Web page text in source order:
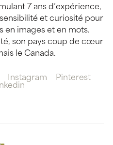
7 ans d’expérience,
et curiosité pour
en images et en mots.
son pays coup de cœur
le Canada.
Instagram
Pinterest